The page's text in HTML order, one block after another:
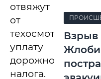
отвяжут
от
техосмотра
уплату
дорожного
налога.
Взрыв